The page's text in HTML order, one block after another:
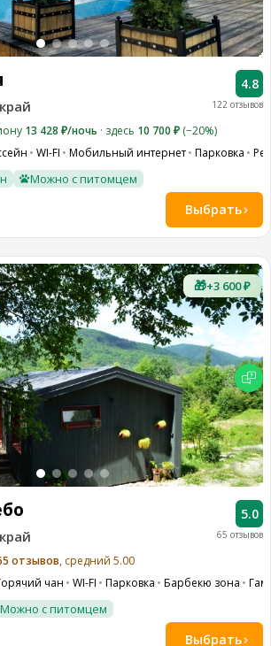
122 отзывов
4.8
13 428 ₽/ночь · здесь 10 700 ₽ (−20%)
WI-FI Мобильный интернет Парковка
Можно с питомцем
Выбрать
🎁+3 600 ₽
65 отзывов
5.0
отзывов, средний 5.00
чан WI-FI Парковка Барбекю зона
Можно с питомцем
Выбрать